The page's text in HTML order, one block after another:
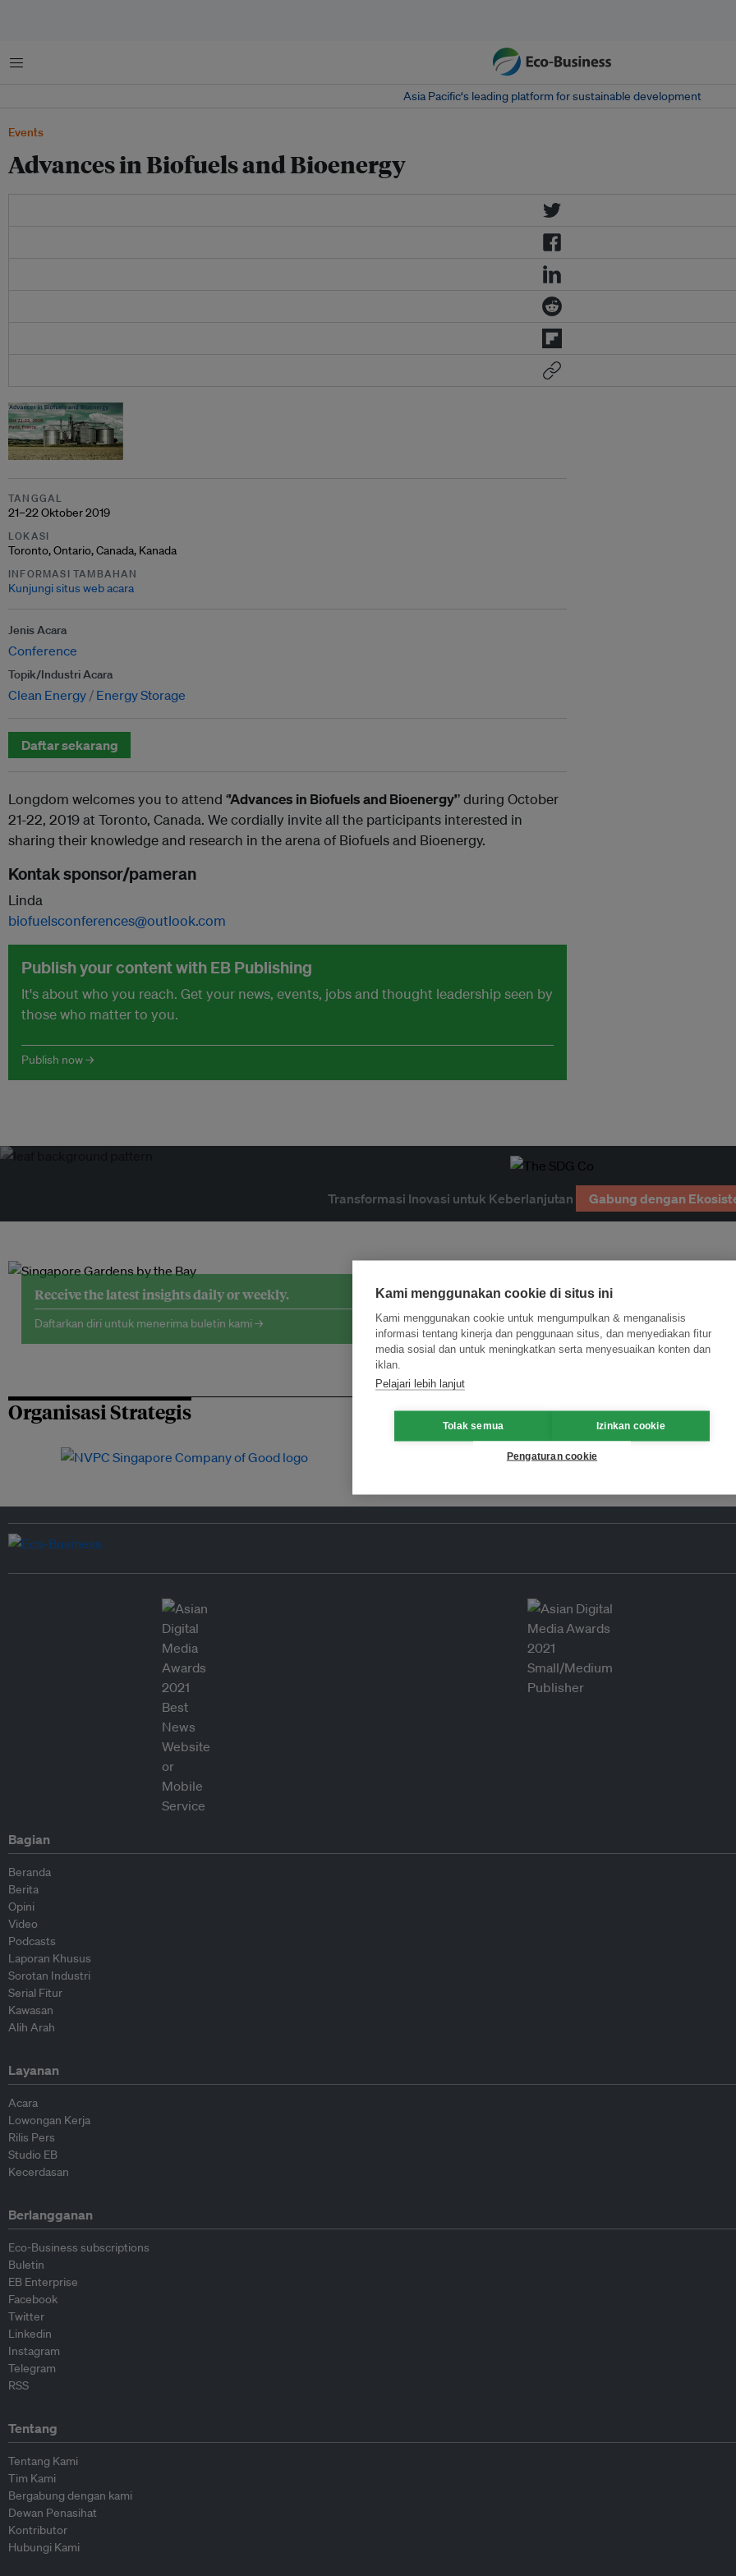
Menu
Asia Pacific‘s leading platform for sustainable development
Events
Advances in Biofuels and Bioenergy
TANGGAL
21–22 Oktober 2019
LOKASI
Toronto, Ontario, Canada, Kanada
INFORMASI TAMBAHAN
Kunjungi situs web acara
Jenis Acara
Conference
Topik/Industri Acara
Clean Energy Energy Storage
Daftar sekarang
Longdom welcomes you to attend ‘’Advances in Biofuels and Bioenergy’’ during October
21-22, 2019 at Toronto, Canada. We cordially invite all the participants interested in
sharing their knowledge and research in the arena of Biofuels and Bioenergy.
Kontak sponsor/pameran
Linda
biofuelsconferences@outlook.com
Publish your content with EB Publishing
It's about who you reach. Get your news, events, jobs and thought leadership seen by
those who matter to you.
Publish now →
Transformasi Inovasi untuk Keberlanjutan Gabung dengan
Receive the latest insights daily or weekly.
Daftarkan diri untuk menerima buletin kami →
Organisasi Strategis
Bagian
Beranda
Berita
Opini
Video
Podcasts
Laporan Khusus
Sorotan Industri
Serial Fitur
Kawasan
Alih Arah
Layanan
Acara
Lowongan Kerja
Rilis Pers
Studio EB
Kecerdasan
Berlangganan
Eco-Business subscriptions
Buletin
EB Enterprise
Facebook
Twitter
Linkedin
Instagram
Telegram
RSS
Tentang
Tentang Kami
Tim Kami
Bergabung dengan kami
Dewan Penasihat
Kontributor
Hubungi Kami
Kami menggunakan cookie di situs ini
Kami menggunakan cookie untuk mengumpulkan & menganalisis
informasi tentang kinerja dan penggunaan situs, dan menyediakan fitur
media sosial dan untuk meningkatkan serta menyesuaikan konten dan
iklan.
Pelajari lebih lanjut
Tolak semua Izinkan cookie
Pengaturan cookie